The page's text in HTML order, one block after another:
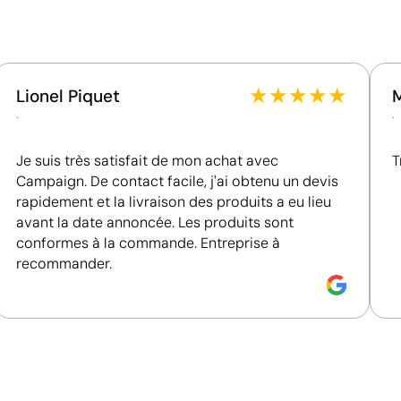
Position:face avant
maximum 4
Lionel Piquet
.
★★★★★
Je suis très satisfait de mon achat avec
Campaign. De contact facile, j'ai obtenu un devis
rapidement et la livraison des produits a eu lieu
avant la date annoncée. Les produits sont
conformes à la commande. Entreprise à
recommander.
.